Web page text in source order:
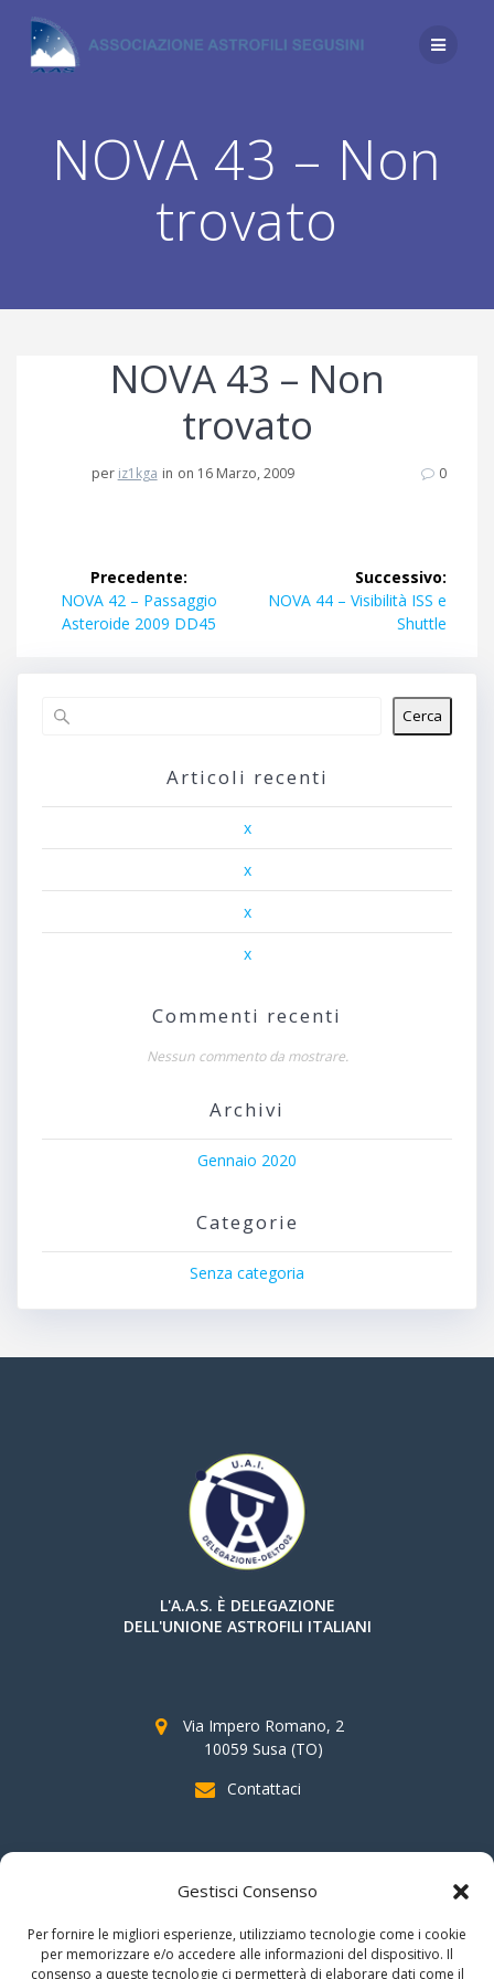
Gestisci Consenso
Per fornire le migliori esperienze, utilizziamo tecnologie come i cookie
per memorizzare e/o accedere alle informazioni del dispositivo. Il
consenso a queste tecnologie ci permetterà di elaborare dati come il
contenuto
NOVA 43 – Non
trovato
NOVA 43 – Non
trovato
per iz1kga in on 16 Marzo, 2009 0
Navigazione
articoli
Precedente:
Articolo
precedente:
NOVA 42 – Passaggio
Asteroide 2009 DD45
Successivo:
Articolo
NOVA 44 – Visibilità ISS e
Shuttle
Cerca
Articoli recenti
x
x
x
x
Commenti recenti
Nessun commento da mostrare.
Archivi
Gennaio 2020
Categorie
Senza categoria
L'A.A.S. È DELEGAZIONE
DELL'UNIONE ASTROFILI ITALIANI
Via Impero Romano, 2
10059 Susa (TO)
Contattaci
SOSTIENI AAS
indicando il
C.F. 96020930010
nella dichiarazione dei redditi e
firmando per la destinazione del"cinque per mille".